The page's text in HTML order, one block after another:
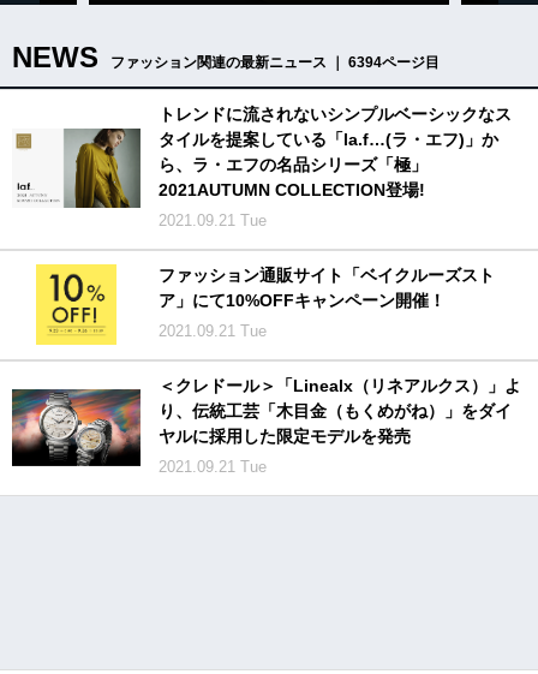
NEWS ファッション関連の最新ニュース ｜ 6394ページ目
トレンドに流されないシンプルベーシックなス
タイルを提案している「la.f…(ラ・エフ)」か
ら、ラ・エフの名品シリーズ「極」
2021AUTUMN COLLECTION登場!
2021.09.21 Tue
ファッション通販サイト「ベイクルーズスト
ア」にて10%OFFキャンペーン開催！
2021.09.21 Tue
＜クレドール＞「Linealx（リネアルクス）」よ
り、伝統工芸「木目金（もくめがね）」をダイ
ヤルに採用した限定モデルを発売
2021.09.21 Tue